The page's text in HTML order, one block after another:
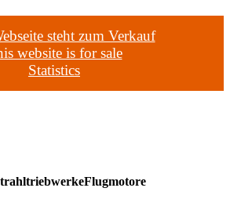
steht zum Verkauf
website is for sale
Statistics